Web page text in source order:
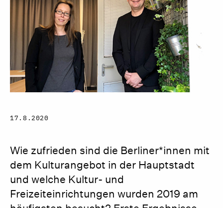
17.8.2020
Wie zufrieden sind die Berliner*innen mit
dem Kulturangebot in der Hauptstadt
und welche Kultur- und
Freizeiteinrichtungen wurden 2019 am